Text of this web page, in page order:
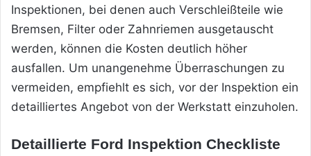
Inspektionen, bei denen auch Verschleißteile wie
Bremsen, Filter oder Zahnriemen ausgetauscht
werden, können die Kosten deutlich höher
ausfallen. Um unangenehme Überraschungen zu
vermeiden, empfiehlt es sich, vor der Inspektion ein
detailliertes Angebot von der Werkstatt einzuholen.
Detaillierte Ford Inspektion Checkliste